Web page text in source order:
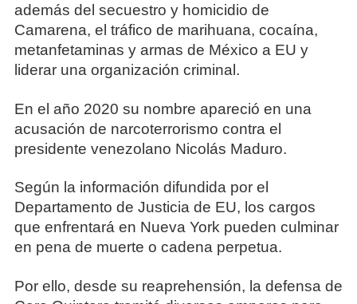
además del secuestro y homicidio de
Camarena, el tráfico de marihuana, cocaína,
metanfetaminas y armas de México a EU y
liderar una organización criminal.
En el año 2020 su nombre apareció en una
acusación de narcoterrorismo contra el
presidente venezolano Nicolás Maduro.
Según la información difundida por el
Departamento de Justicia de EU, los cargos
que enfrentará en Nueva York pueden culminar
en pena de muerte o cadena perpetua.
Por ello, desde su reaprehensión, la defensa de